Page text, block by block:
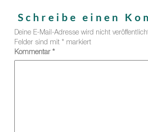
Schreibe einen
Deine E-Mail-Adresse wird nicht
Felder sind mit * markiert
Kommentar *